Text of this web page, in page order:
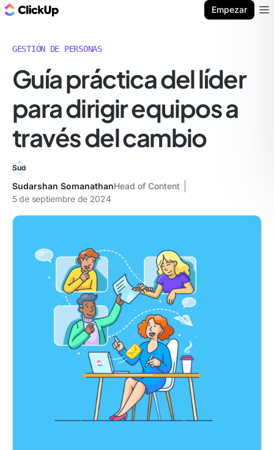
Empezar
GESTIÓN DE PERSONAS
Guía práctica del líder
para dirigir equipos a
través del cambio
Sudarshan SomanathanHead of Content
5 de septiembre de 2024